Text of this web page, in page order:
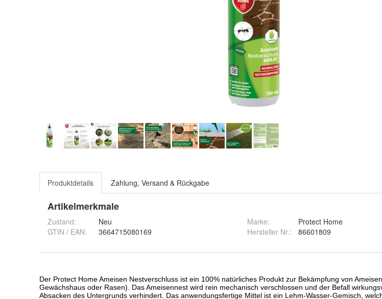
Produktdetails Zahlung, Versand & Rückgabe
Artikelmerkmale
Zustand:
Neu
GTIN / EAN:
3664715080169
Marke:
Protect Home
Hersteller Nr.:
86601809